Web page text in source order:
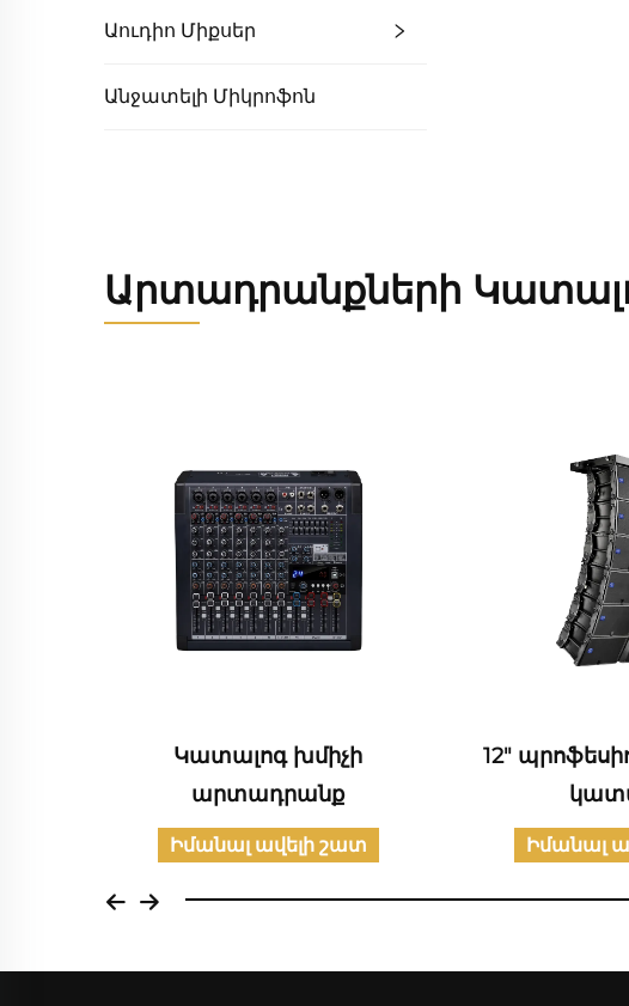
Աուդիո Միքսեր
Անջատելի Միկրոֆոն
Արտադրանքների
Կատալոգ խմիչի
արտադրանք
Իմանալ ավելի շատ
12"
Իմանալ